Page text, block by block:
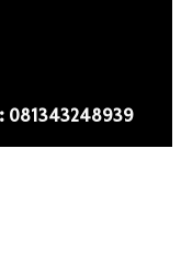
081343248939